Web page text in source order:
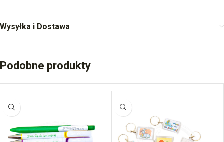
Wysyłka i Dostawa
Podobne produkty